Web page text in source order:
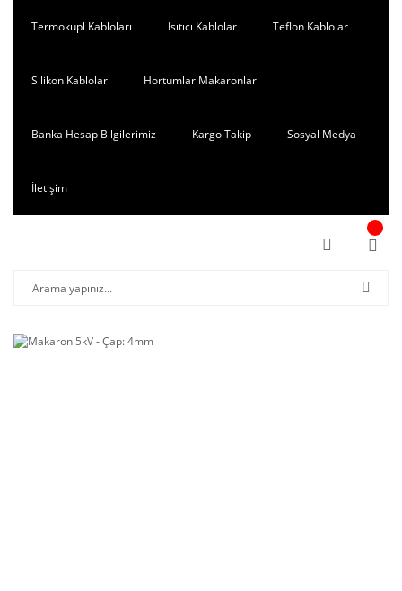
Termokupl Kabloları Isıtıcı Kablolar Teflon Kablolar
Silikon Kablolar Hortumlar Makaronlar
Banka Hesap Bilgilerimiz Kargo Takip Sosyal Medya
İletişim